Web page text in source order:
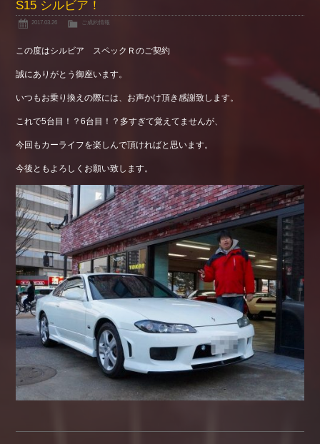
S15 シルビア！
2017.03.26 ご成約情報
この度はシルビア スペックＲのご契約
誠にありがとう御座います。
いつもお乗り換えの際には、お声かけ頂き感謝致します。
これで5台目！？6台目！？多すぎて覚えてませんが、
今回もカーライフを楽しんで頂ければと思います。
今後ともよろしくお願い致します。